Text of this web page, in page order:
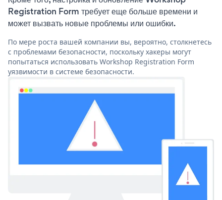
Registration Form требует еще больше времени и
может вызвать новые проблемы или ошибки.
По мере роста вашей компании вы, вероятно, столкнетесь
с проблемами безопасности, поскольку хакеры могут
попытаться использовать Workshop Registration Form
уязвимости в системе безопасности.